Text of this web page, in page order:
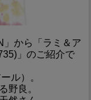
」から「ラミ＆ア
」のご紹介で
ル）。
野良。